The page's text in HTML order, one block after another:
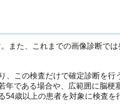
また、これまでの画像診断では
この検査だけで確定診断を行
年である場合や、広範囲に脳梗
54歳以上の患者を対象に検査を